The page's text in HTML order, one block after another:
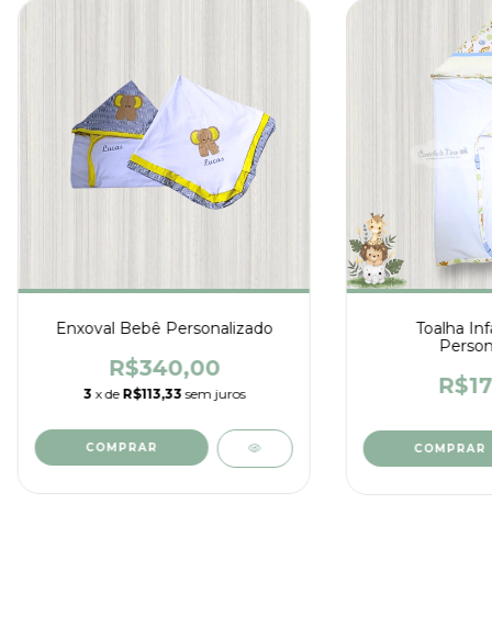
Enxoval Bebê Personalizado
R$340,00
3 x de R$113,33 sem juros
Toalha